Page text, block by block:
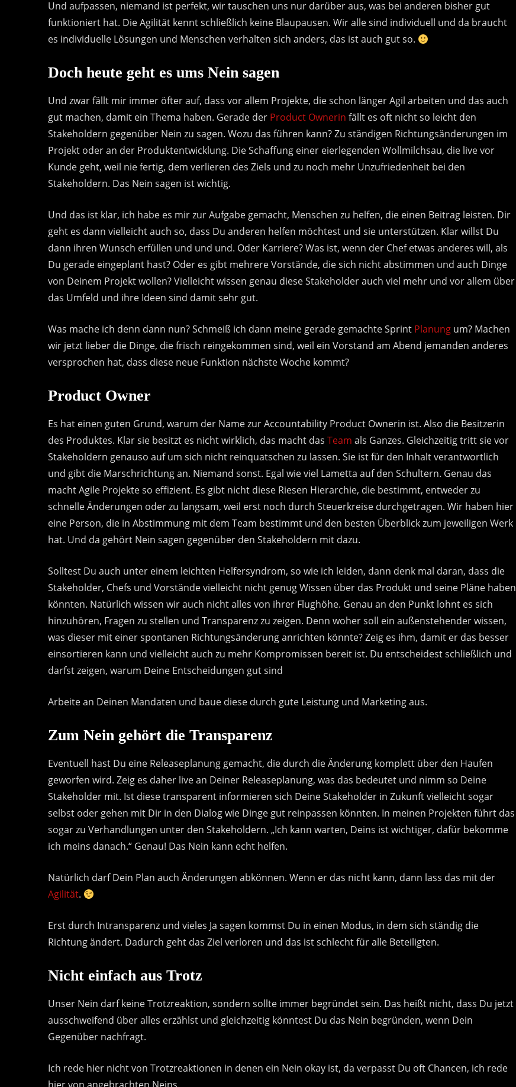
Und aufpassen, niemand ist perfekt, wir tauschen uns nur darüber aus, was bei anderen bisher gut
funktioniert hat. Die Agilität kennt schließlich keine Blaupausen. Wir alle sind individuell und da braucht
es individuelle Lösungen und Menschen verhalten sich anders, das ist auch gut so.
Doch heute geht es ums Nein sagen
Und zwar fällt mir immer öfter auf, dass vor allem Projekte, die schon länger Agil arbeiten und das auch
gut machen, damit ein Thema haben. Gerade der Product Ownerin fällt es oft nicht so leicht den
Stakeholdern gegenüber Nein zu sagen. Wozu das führen kann? Zu ständigen Richtungsänderungen im
Projekt oder an der Produktentwicklung. Die Schaffung einer eierlegenden Wollmilchsau, die live vor
Kunde geht, weil nie fertig, dem verlieren des Ziels und zu noch mehr Unzufriedenheit bei den
Stakeholdern. Das Nein sagen ist wichtig.
Und das ist klar, ich habe es mir zur Aufgabe gemacht, Menschen zu helfen, die einen Beitrag leisten. Dir
geht es dann vielleicht auch so, dass Du anderen helfen möchtest und sie unterstützen. Klar willst Du
dann ihren Wunsch erfüllen und und und. Oder Karriere? Was ist, wenn der Chef etwas anderes will, als
Du gerade eingeplant hast? Oder es gibt mehrere Vorstände, die sich nicht abstimmen und auch Dinge
von Deinem Projekt wollen? Vielleicht wissen genau diese Stakeholder auch viel mehr und vor allem über
das Umfeld und ihre Ideen sind damit sehr gut.
Was mache ich denn dann nun? Schmeiß ich dann meine gerade gemachte Sprint Planungum? Machen
wir jetzt lieber die Dinge, die frisch reingekommen sind, weil ein Vorstand am Abend jemanden anderes
versprochen hat, dass diese neue Funktion nächste Woche kommt?
Product Owner
Es hat einen guten Grund, warum der Name zur Accountability Product Ownerin ist. Also die Besitzerin
des Produktes. Klar sie besitzt es nicht wirklich, das macht das Team als Ganzes. Gleichzeitig tritt sie vor
Stakeholdern genauso auf um sich nicht reinquatschen zu lassen. Sie ist für den Inhalt verantwortlich
und gibt die Marschrichtung an. Niemand sonst. Egal wie viel Lametta auf den Schultern. Genau das
macht Agile Projekte so effizient. Es gibt nicht diese Riesen Hierarchie, die bestimmt, entweder zu
schnelle Änderungen oder zu langsam, weil erst noch durch Steuerkreise durchgetragen. Wir haben hier
eine Person, die in Abstimmung mit dem Team bestimmt und den besten Überblick zum jeweiligen Werk
hat. Und da gehört Nein sagen gegenüber den Stakeholdern mit dazu.
Solltest Du auch unter einem leichten Helfersyndrom, so wie ich leiden, dann denk mal daran, dass die
Stakeholder, Chefs und Vorstände vielleicht nicht genug Wissen über das Produkt und seine Pläne haben
könnten. Natürlich wissen wir auch nicht alles von ihrer Flughöhe. Genau an den Punkt lohnt es sich
hinzuhören, Fragen zu stellen und Transparenz zu zeigen. Denn woher soll ein außenstehender wissen,
was dieser mit einer spontanen Richtungsänderung anrichten könnte? Zeig es ihm, damit er das besser
einsortieren kann und vielleicht auch zu mehr Kompromissen bereit ist. Du entscheidest schließlich und
darfst zeigen, warum Deine Entscheidungen gut sind
Arbeite an Deinen Mandaten und baue diese durch gute Leistung und Marketing aus.
Zum Nein gehört die Transparenz
Eventuell hast Du eine Releaseplanung gemacht, die durch die Änderung komplett über den Haufen
geworfen wird. Zeig es daher live an Deiner Releaseplanung, was das bedeutet und nimm so Deine
Stakeholder mit. Ist diese transparent informieren sich Deine Stakeholder in Zukunft vielleicht sogar
selbst oder gehen mit Dir in den Dialog wie Dinge gut reinpassen könnten. In meinen Projekten führt das
sogar zu Verhandlungen unter den Stakeholdern. „Ich kann warten, Deins ist wichtiger, dafür bekomme
ich meins danach.“ Genau! Das Nein kann echt helfen.
Natürlich darf Dein Plan auch Änderungen abkönnen. Wenn er das nicht kann, dann lass das mit der
Agilität.
Erst durch Intransparenz und vieles Ja sagen kommst Du in einen Modus, in dem sich ständig die
Richtung ändert. Dadurch geht das Ziel verloren und das ist schlecht für alle Beteiligten.
Nicht einfach aus Trotz
Unser Nein darf keine Trotzreaktion, sondern sollte immer begründet sein. Das heißt nicht, dass Du jetzt
ausschweifend über alles erzählst und gleichzeitig könntest Du das Nein begründen, wenn Dein
Gegenüber nachfragt.
Ich rede hier nicht von Trotzreaktionen in denen ein Nein okay ist, da verpasst Du oft Chancen, ich rede